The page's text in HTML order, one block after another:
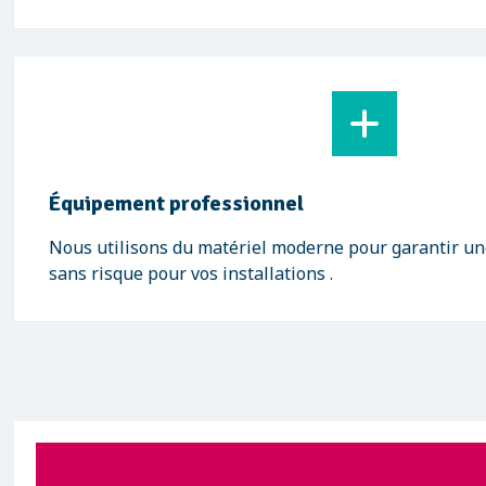
Équipement professionnel
Nous utilisons du matériel moderne pour garantir
sans risque pour vos installations .